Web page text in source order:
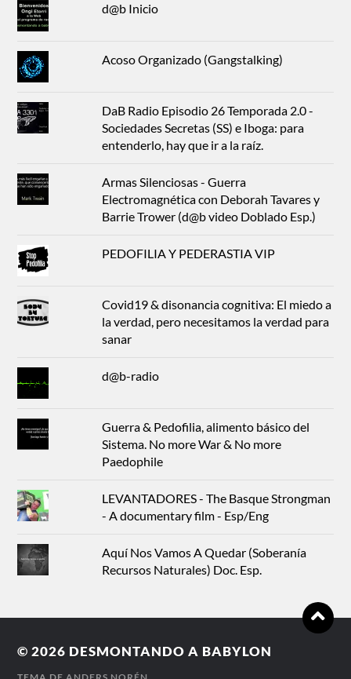
d@b Inicio
Acoso Organizado (Gangstalking)
DaB Radio Episodio 26 Temporada 2.0 -
Sociedades Secretas (SS) e Iboga: para
entenderlo, hay que ir a la raíz.
Armas Silenciosas - Guerra
Electromagnética con Deborah Tavares y
Barrie Trower (d@b video Doblado Esp.)
PEDOFILIA Y PEDERASTIA VIP
Covid19 & disonancia cognitiva: El miedo a
la verdad, pero necesitamos la verdad para
sanar
d@b-radio
Guerra & Pedofilia, alimento básico del
Sistema. No more War & No more
Paedophile
LEVANTADORES - The Basque Strongman
- A documentary film - Esp/Eng
Aquí Nos Vamos A Quedar (Soberanía
Recursos Naturales) Doc. Esp.
© 2026 DESMONTANDO A BABYLON